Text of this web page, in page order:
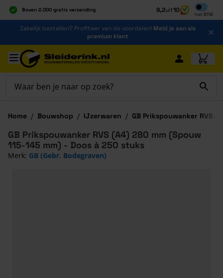
Boven 2.000 gratis verzending
Al 40 jaar dé specialist
Alles onder één dak
9,2uit10
Incl BTW
Inclusief
Ga naar de inhoud
Zakelijk bestellen? Profiteer van de voordelen! Meld je aan als
premium klant
Ga naar hoofdinhoud
Home / Bouwshop / IJzerwaren / GB Prikspouwanker RVS
GB Prikspouwanker RVS (A4) 280 mm (Spouw
115-145 mm) - Doos à 250 stuks
Merk: GB (Gebr. Bodegraven)